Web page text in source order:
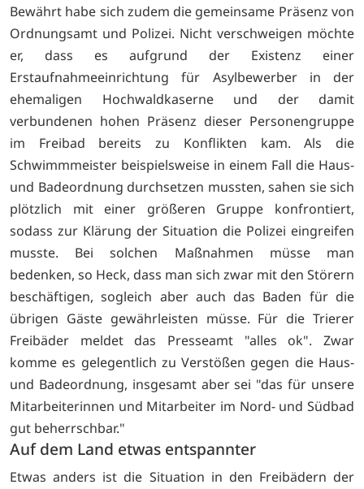
Bewährt habe sich zudem die gemeinsame Präsenz von
Ordnungsamt und Polizei. Nicht verschweigen möchte
er, dass es aufgrund der Existenz einer
Erstaufnahmeeinrichtung für Asylbewerber in der
ehemaligen Hochwaldkaserne und der damit
verbundenen hohen Präsenz dieser Personengruppe
im Freibad bereits zu Konflikten kam. Als die
Schwimmmeister beispielsweise in einem Fall die Haus-
und Badeordnung durchsetzen mussten, sahen sie sich
plötzlich mit einer größeren Gruppe konfrontiert,
sodass zur Klärung der Situation die Polizei eingreifen
musste. Bei solchen Maßnahmen müsse man
bedenken, so Heck, dass man sich zwar mit den Störern
beschäftigen, sogleich aber auch das Baden für die
übrigen Gäste gewährleisten müsse. Für die Trierer
Freibäder meldet das Presseamt "alles ok". Zwar
komme es gelegentlich zu Verstößen gegen die Haus-
und Badeordnung, insgesamt aber sei "das für unsere
Mitarbeiterinnen und Mitarbeiter im Nord- und Südbad
gut beherrschbar."
Auf dem Land etwas entspannter
Etwas anders ist die Situation in den Freibädern der